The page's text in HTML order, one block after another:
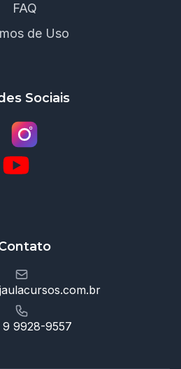
FAQ
de Uso
Sociais
9 9928-9557